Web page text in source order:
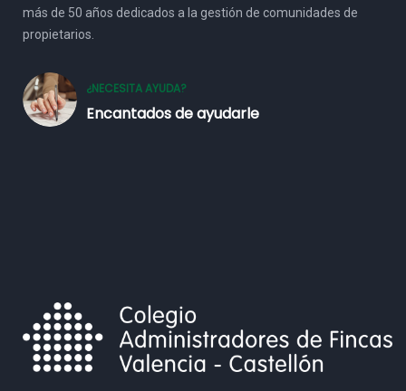
más de 50 años dedicados a la gestión de comunidades de
propietarios.
¿NECESITA AYUDA?
Encantados de ayudarle